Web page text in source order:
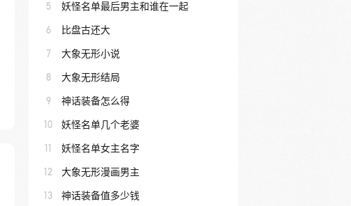
5 妖怪名单最后男主和谁在一起
6 比盘古还大
7 大象无形小说
8 大象无形结局
9 神话装备怎么得
10 妖怪名单几个老婆
11 妖怪名单女主名字
12 大象无形漫画男主
13 神话装备值多少钱